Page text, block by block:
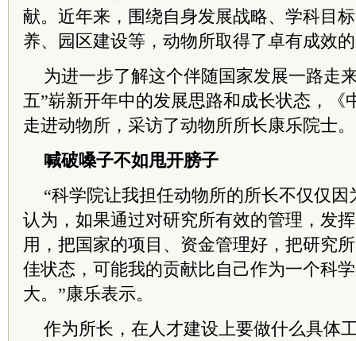
献。近年来，围绕自身发展战略、学科目
养、园区建设等，动物所取得了卓有成效
为进一步了解这个伴随国家发展一路走
五”崭新开年中的发展思路和成长状态，《
走进动物所，采访了动物所所长康乐院士。
喊破嗓子不如甩开膀子
“科学院让我担任动物所的所长不仅仅
认为，如果通过对研究所有效的管理，发
用，把国家的项目、资金管理好，把研究
佳状态，可能我的贡献比自己作为一个科
大。”康乐表示。
作为所长，在人才建设上要做什么具体